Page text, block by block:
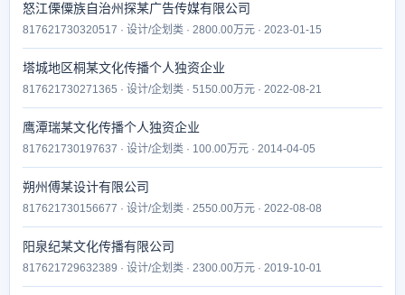
怒江傈僳族自治州探某广告传媒有限公司
817621730320517 · 设计/企划类 · 2800.00万元 · 2023-01-15
塔城地区桐某文化传播个人独资企业
817621730271365 · 设计/企划类 · 5150.00万元 · 2022-08-21
鹰潭瑞某文化传播个人独资企业
817621730197637 · 设计/企划类 · 100.00万元 · 2014-04-05
朔州傅某设计有限公司
817621730156677 · 设计/企划类 · 2550.00万元 · 2022-08-08
阳泉纪某文化传播有限公司
817621729632389 · 设计/企划类 · 2300.00万元 · 2019-10-01